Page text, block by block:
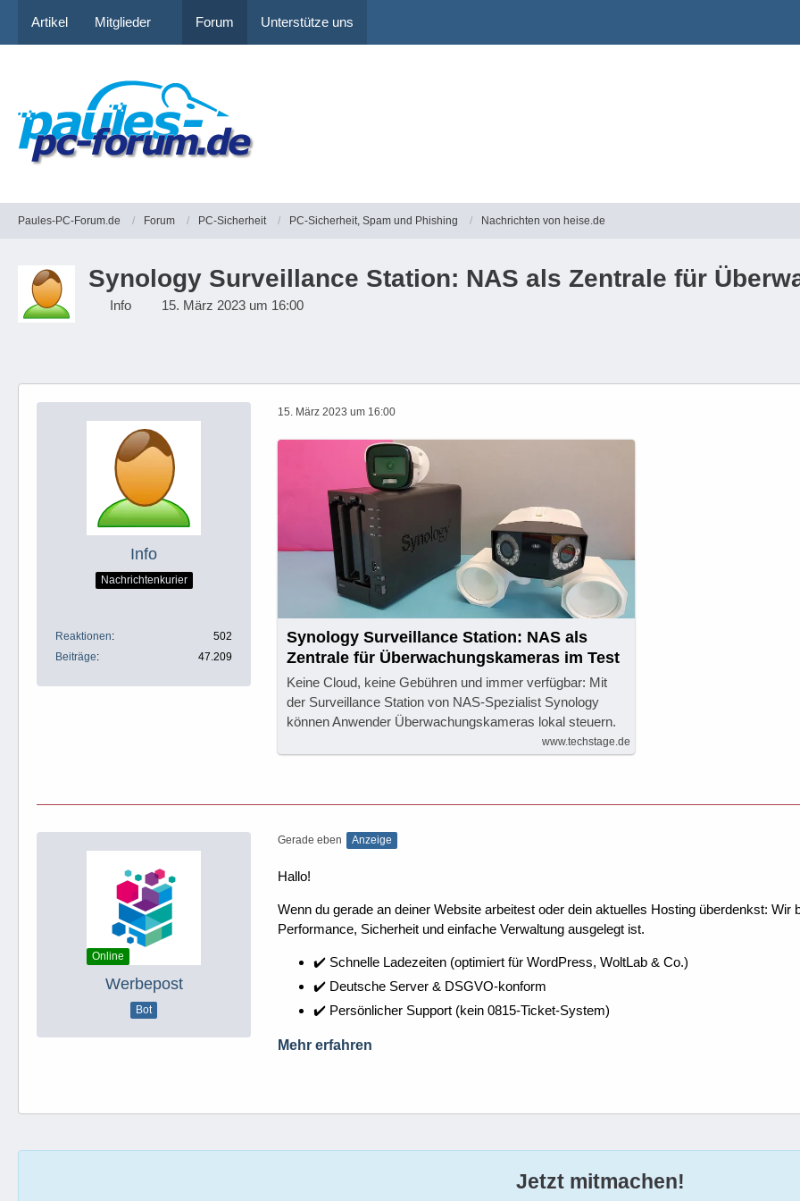
Artikel Mitglieder Forum Unterstütze uns
Paules-PC-Forum.de Forum PC-Sicherheit PC-Sicherheit, Spam und Phishing Nachrichten von heise.de
Synology Surveillance Station: NAS als Zentrale für
Info 15. März 2023 um 16:00
Info
Nachrichtenkurier
Reaktionen
502
Beiträge
47.209
15. März 2023 um 16:00
Synology Surveillance Station: NAS als
Zentrale für Überwachungskameras im Test
Keine Cloud, keine Gebühren und immer verfügbar: Mit
der Surveillance Station von NAS-Spezialist Synology
können Anwender Überwachungskameras lokal steuern.
www.techstage.de
Online
Werbepost
Bot
Gerade eben Anzeige
Hallo!
Wenn du gerade an deiner Website arbeitest oder dein aktuelles Hosting überdenkst:
Performance, Sicherheit und einfache Verwaltung ausgelegt ist.
✔️ Schnelle Ladezeiten (optimiert für WordPress, WoltLab & Co.)
✔️ Deutsche Server & DSGVO-konform
✔️ Persönlicher Support (kein 0815-Ticket-System)
Mehr erfahren
Jetzt mitmachen!